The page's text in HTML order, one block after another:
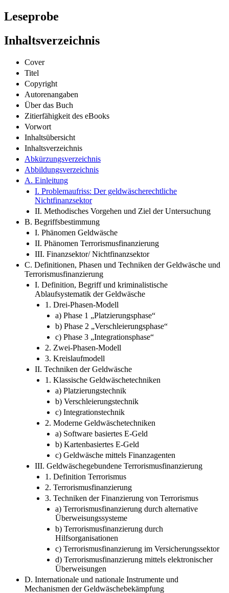
Leseprobe
Inhaltsverzeichnis
Cover
Titel
Copyright
Autorenangaben
Über das Buch
Zitierfähigkeit des eBooks
Vorwort
Inhaltsübersicht
Inhaltsverzeichnis
Abkürzungsverzeichnis
Abbildungsverzeichnis
A. Einleitung
I. Problemaufriss: Der geldwäscherechtliche
Nichtfinanzsektor
II. Methodisches Vorgehen und Ziel der Untersuchung
B. Begriffsbestimmung
I. Phänomen Geldwäsche
II. Phänomen Terrorismusfinanzierung
III. Finanzsektor/ Nichtfinanzsektor
C. Definitionen, Phasen und Techniken der Geldwäsche und
Terrorismusfinanzierung
I. Definition, Begriff und kriminalistische
Ablaufsystematik der Geldwäsche
1. Drei-Phasen-Modell
a) Phase 1 „Platzierungsphase“
b) Phase 2 „Verschleierungsphase“
c) Phase 3 „Integrationsphase“
2. Zwei-Phasen-Modell
3. Kreislaufmodell
II. Techniken der Geldwäsche
1. Klassische Geldwäschetechniken
a) Platzierungstechnik
b) Verschleierungstechnik
c) Integrationstechnik
2. Moderne Geldwäschetechniken
a) Software basiertes E-Geld
b) Kartenbasiertes E-Geld
c) Geldwäsche mittels Finanzagenten
III. Geldwäschegebundene Terrorismusfinanzierung
1. Definition Terrorismus
2. Terrorismusfinanzierung
3. Techniken der Finanzierung von Terrorismus
a) Terrorismusfinanzierung durch alternative
Überweisungssysteme
b) Terrorismusfinanzierung durch
Hilfsorganisationen
c) Terrorismusfinanzierung im Versicherungssektor
d) Terrorismusfinanzierung mittels elektronischer
Überweisungen
D. Internationale und nationale Instrumente und
Mechanismen der Geldwäschebekämpfung